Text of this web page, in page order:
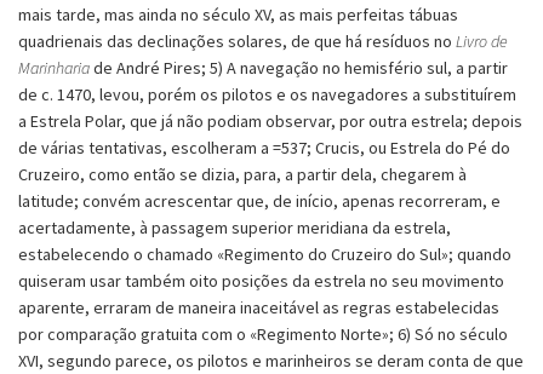
mais tarde, mas ainda no século XV, as mais perfeitas tábuas
quadrienais das declinações solares, de que há resíduos no Livro de
Marinhariade André Pires; 5) A navegação no hemisfério sul, a partir
de c. 1470, levou, porém os pilotos e os navegadores a substituírem
a Estrela Polar, que já não podiam observar, por outra estrela; depois
de várias tentativas, escolheram a =537; Crucis, ou Estrela do Pé do
Cruzeiro, como então se dizia, para, a partir dela, chegarem à
latitude; convém acrescentar que, de início, apenas recorreram, e
acertadamente, à passagem superior meridiana da estrela,
estabelecendo o chamado «Regimento do Cruzeiro do Sul»; quando
quiseram usar também oito posições da estrela no seu movimento
aparente, erraram de maneira inaceitável as regras estabelecidas
por comparação gratuita com o «Regimento Norte»; 6) Só no século
XVI, segundo parece, os pilotos e marinheiros se deram conta de que